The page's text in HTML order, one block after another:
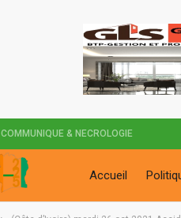
COMMUNIQUE & NECROLOGIE
Accueil